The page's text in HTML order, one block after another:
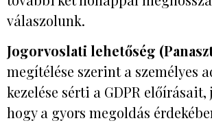
válaszolunk.
Jogorvoslati lehetőség
megítélése szerint a személyes
kezelése sérti a GDPR
hogy a gyors megoldás